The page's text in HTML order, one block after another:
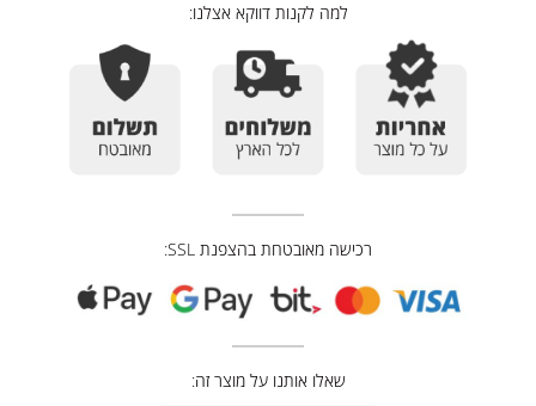
למה לקנות דווקא אצלנו:
רכישה מאובטחת בהצפנת SSL:
שאלו אותנו על מוצר זה: